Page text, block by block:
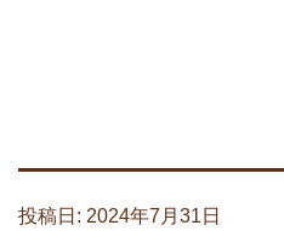
投稿日: 2024年7月31日